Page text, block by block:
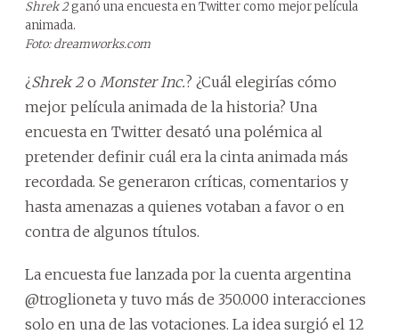
Shrek 2ganó una encuesta en Twitter como mejor película
animada.
Foto: dreamworks.com
¿Shrek 2o Monster Inc.? ¿Cuál elegirías cómo
mejor película animada de la historia? Una
encuesta en Twitter desató una polémica al
pretender definir cuál era la cinta animada más
recordada. Se generaron críticas, comentarios y
hasta amenazas a quienes votaban a favor o en
contra de algunos títulos.
La encuesta fue lanzada por la cuenta argentina
@troglioneta y tuvo más de 350.000 interacciones
solo en una de las votaciones. La idea surgió el 12